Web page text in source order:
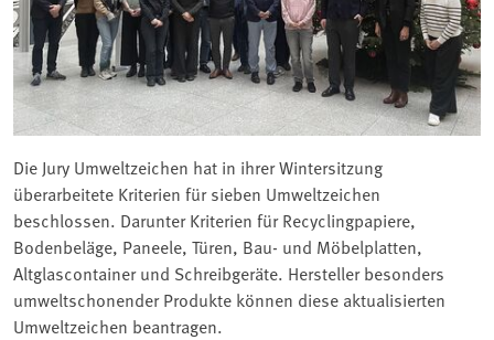
Die Jury Umweltzeichen hat in ihrer Wintersitzung
überarbeitete Kriterien für sieben Umweltzeichen
beschlossen. Darunter Kriterien für Recyclingpapiere,
Bodenbeläge, Paneele, Türen, Bau- und Möbelplatten,
Altglascontainer und Schreibgeräte. Hersteller besonders
umweltschonender Produkte können diese aktualisierten
Umweltzeichen beantragen.